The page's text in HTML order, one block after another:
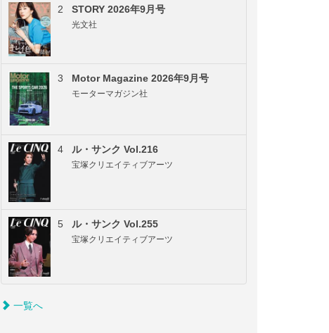
2 STORY 2026年9月号
光文社
3 Motor Magazine 2026年9月号
モーターマガジン社
4 ル・サンク Vol.216
宝塚クリエイティブアーツ
5 ル・サンク Vol.255
宝塚クリエイティブアーツ
一覧へ